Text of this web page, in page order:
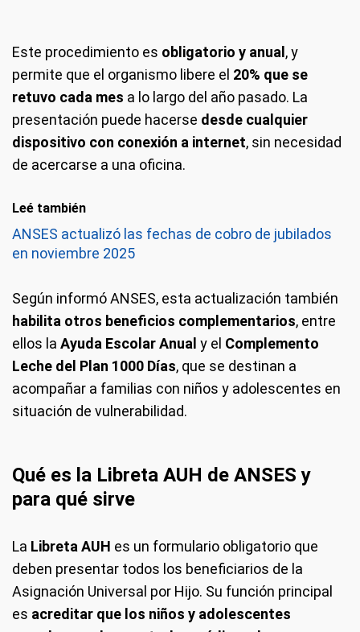
Este procedimiento es obligatorio y anual , y
permite que el organismo libere el 20% que se
retuvo cada mes a lo largo del año pasado. La
presentación puede hacerse desde cualquier
dispositivo con conexión a internet, sin necesidad
de acercarse a una oficina.
Leé también
ANSES actualizó las fechas de cobro de jubilados
en noviembre 2025
Según informó ANSES, esta actualización también
habilita otros beneficios complementarios, entre
ellos la Ayuda Escolar Anual y el Complemento
Leche del Plan 1000 Días, que se destinan a
acompañar a familias con niños y adolescentes en
situación de vulnerabilidad.
Qué es la Libreta AUH de ANSES y
para qué sirve
La Libreta AUH es un formulario obligatorio que
deben presentar todos los beneficiarios de la
Asignación Universal por Hijo. Su función principal
es acreditar que los niños y adolescentes